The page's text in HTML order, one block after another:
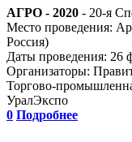
АГРО - 2020 - 20-я
Место проведения:
Россия)
Даты проведения: 26
Организаторы:
Торгово-
УралЭкспо
0 Подробнее